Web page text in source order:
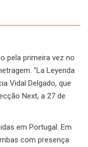
pela primeira vez no
"La Leyenda
Vidal Delgado, que
Next, a 27 de
em Portugal. Em
com presença